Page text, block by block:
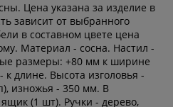
Цена указана за изделие в
зависит от выбранного
в составном цвете цена
Материал - сосна. Настил -
размеры: +80 мм к ширине
к длине. Высота изголовья -
изножья - 350 мм. В
(1 шт). Ручки - дерево,